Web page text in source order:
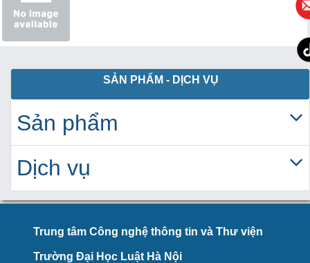
SẢN PHẨM - DỊCH VỤ
Sản phẩm
Dịch vụ
Trung tâm Công nghệ thông tin và Thư viện
Trường Đại Học Luật Hà Nội